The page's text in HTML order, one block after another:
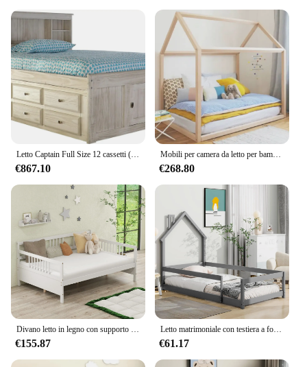
€867.10
Mobili per camera da letto per bambini nordici Letto per bambini a forma di casa in legno per la decorazione domestica
€268.80
€155.87
Letto matrimoniale con testiera a forma di casa con recinzioni, letto Montessori in legno per bambini, letto per casa con struttura doppia per ragazze, ragazzi (grigio
€61.17